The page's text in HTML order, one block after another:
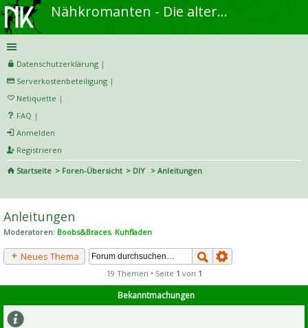
Nähkromanten - Die alternative Näh- und DIY-Community
Datenschutzerklärung |
Serverkostenbeteiligung |
Netiquette |
FAQ |
Anmelden
Registrieren
Startseite
Foren-Übersicht DIY
Anleitungen
he
Anleitungen
Moderatoren: Boobs&Braces, Kuhfladen
Neues Thema
19 Themen • Seite 1 von 1
Bekanntmachungen